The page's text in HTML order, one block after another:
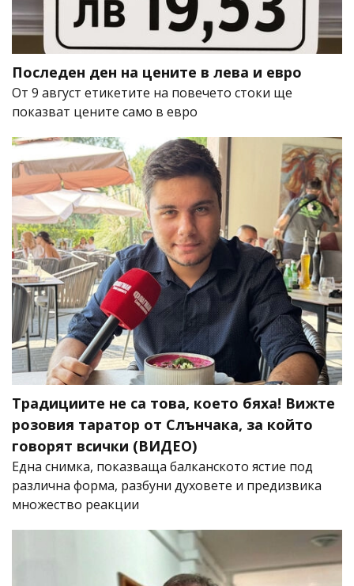
Последен ден на цените в лева и евро
От 9 август етикетите на повечето стоки ще
показват цените само в евро
Традициите не са това, което бяха! Вижте
розовия таратор от Слънчака, за който
говорят всички (ВИДЕО)
Една снимка, показваща балканското ястие под
различна форма, разбуни духовете и предизвика
множество реакции